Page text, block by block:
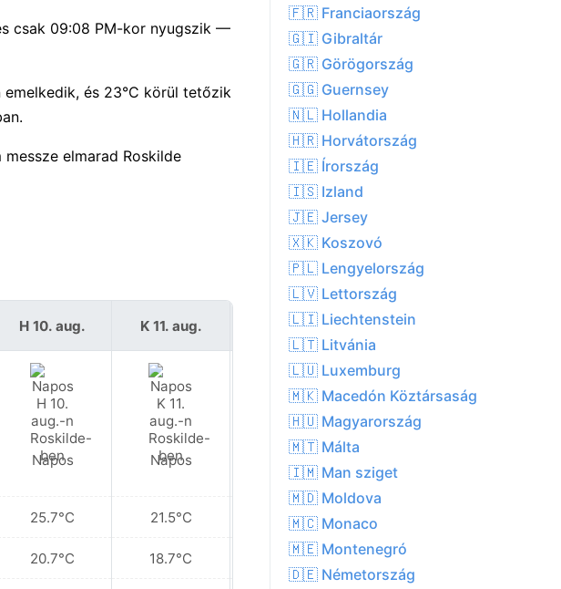
csak 09:08 PM-kor nyugszik —
és 23°C körül tetőzik
elmarad Roskilde
H 10. aug.
Napos
25.7°C
20.7°C
K 11. aug.
Napos
21.5°C
18.7°C
Sze 12. aug.
22.2°C
18.0°C
🇫🇷 Franciaország
🇬🇮 Gibraltár
🇬🇷 Görögország
🇬🇬 Guernsey
🇳🇱 Hollandia
🇭🇷 Horvátország
🇮🇪 Írország
🇮🇸 Izland
🇯🇪 Jersey
🇽🇰 Koszovó
🇵🇱 Lengyelország
🇱🇻 Lettország
🇱🇮 Liechtenstein
🇱🇹 Litvánia
🇱🇺 Luxemburg
🇲🇰 Macedón Köztársaság
🇭🇺 Magyarország
🇲🇹 Málta
🇮🇲 Man sziget
🇲🇩 Moldova
🇲🇨 Monaco
🇲🇪 Montenegró
🇩🇪 Németország